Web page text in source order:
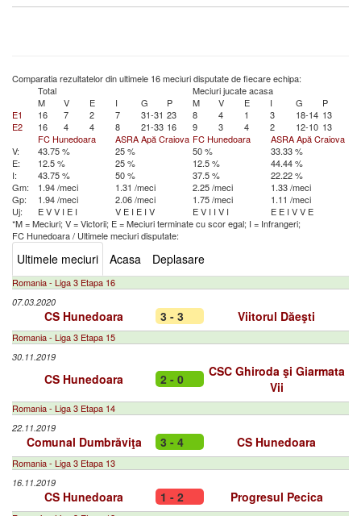
Comparatia rezultatelor din ultimele 16 meciuri disputate de fiecare echipa:
Total
Meciuri jucate acasa
M
V E I G P M V E I G
P
E1
16 7 2 7 31-31 23 8 4 1 3 18-14 13
E2
16 4 4 8 21-33 16 9 3 4 2 12-10 13
FC Hunedoara
ASRA Apă Craiova FC Hunedoara
ASRA Apă Craiova
V:
43.75 % 25 % 50 %
33.33 %
E:
12.5 % 25 % 12.5 %
44.44 %
I:
43.75 % 50 % 37.5 %
22.22 %
Gm:
1.94 /meci 1.31 /meci 2.25 /meci
1.33 /meci
Gp:
1.94 /meci 2.06 /meci 1.75 /meci
1.11 /meci
Uj:
EVV I E I V E I E I V EV I I V I E E I VV E
*M = Meciuri; V = Victorii; E = Meciuri terminate cu scor egal; I = Infrangeri;
FC Hunedoara/ Ultimele meciuri disputate:
Ultimele meciuri Acasa Deplasare
Romania - Liga 3 Etapa 16
07.03.2020
CS Hunedoara 3 - 3 Viitorul Dăeşti
Romania - Liga 3 Etapa 15
30.11.2019
CS Hunedoara 2 - 0
CSC Ghiroda şi Giarmata
Vii
Romania - Liga 3 Etapa 14
22.11.2019
Comunal Dumbrăviţa 3 - 4 CS Hunedoara
Romania - Liga 3 Etapa 13
16.11.2019
CS Hunedoara 1 - 2 Progresul Pecica